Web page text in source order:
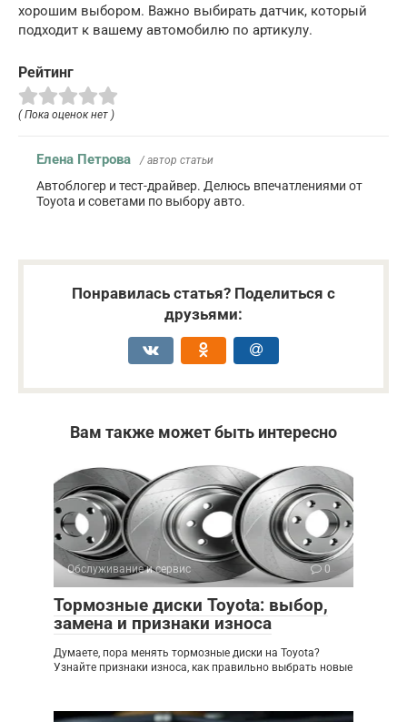
хорошим выбором. Важно выбирать датчик, который
подходит к вашему автомобилю по артикулу.
Рейтинг
( Пока оценок нет )
Елена Петрова / автор статьи
Автоблогер и тест-драйвер. Делюсь впечатлениями от
Toyota и советами по выбору авто.
Понравилась статья? Поделиться с
друзьями:
Вам также может быть интересно
Обслуживание и сервис 0
Тормозные диски Toyota: выбор,
замена и признаки износа
Думаете, пора менять тормозные диски на Toyota?
Узнайте признаки износа, как правильно выбрать новые